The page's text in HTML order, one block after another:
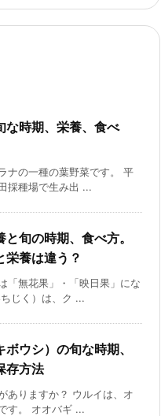
な時期、栄養、食べ
ナの一種の葉野菜です。 平
採種場で生み出 ...
旬の時期、食べ方。
栄養は違う？
「無花果」・「映日果」にな
じく）は、ク ...
ウシ）の旬な時期、
存方法
ありますか？ ウルイは、オ
す。 オオバギ ...